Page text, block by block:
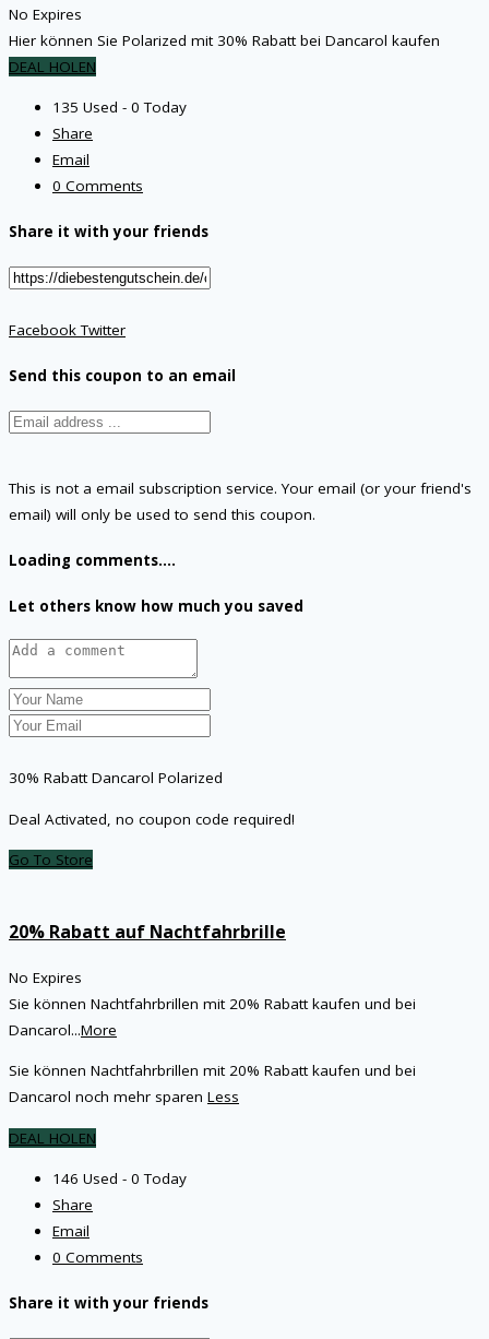
No Expires
Hier können Sie Polarized mit 30% Rabatt bei Dancarol kaufen
DEAL HOLEN
135 Used - 0 Today
Share
Email
0 Comments
Share it with your friends
FacebookTwitter
Send this coupon to an email
This is not a email subscription service. Your email (or your friend's
email) will only be used to send this coupon.
Loading comments....
Let others know how much you saved
30% Rabatt Dancarol Polarized
Deal Activated, no coupon code required!
Go To Store
20% Rabatt auf Nachtfahrbrille
No Expires
Sie können Nachtfahrbrillen mit 20% Rabatt kaufen und bei
Dancarol...More
Sie können Nachtfahrbrillen mit 20% Rabatt kaufen und bei
Dancarol noch mehr sparen Less
DEAL HOLEN
146 Used - 0 Today
Share
Email
0 Comments
Share it with your friends